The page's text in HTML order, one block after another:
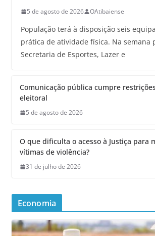
5 de agosto de 2026 OAtibaiense
População terá à disposição seis
prática de atividade física. Na semana
Secretaria de Esportes, Lazer e
Comunicação pública cumpre
eleitoral
5 de agosto de 2026
O que dificulta o acesso à Justiça para
vítimas de violência?
31 de julho de 2026
Economia